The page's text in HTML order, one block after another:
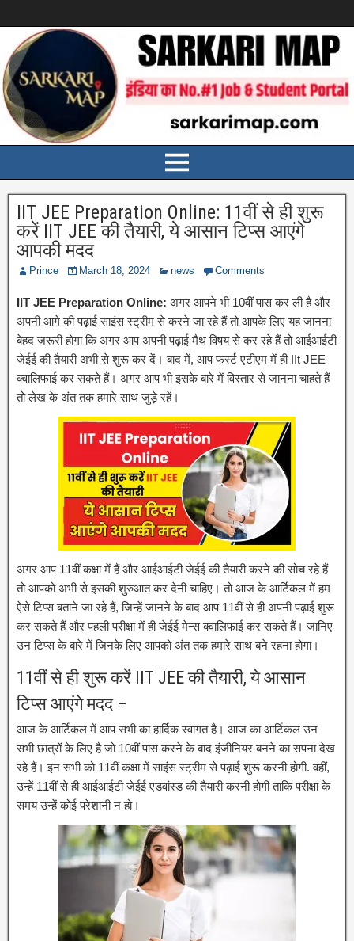
IIT JEE Preparation Online: 11वीं से ही शुरू
करें IIT JEE की तैयारी, ये आसान टिप्स आएंगे
आपकी मदद
Prince March 18, 2024 news Comments
IIT JEE Preparation Online: अगर आपने भी 10वीं पास कर ली है और
अपनी आगे की पढ़ाई साइंस स्ट्रीम से करने जा रहे हैं तो आपके लिए यह जानना
बेहद जरूरी होगा कि अगर आप अपनी पढ़ाई मैथ विषय से कर रहे हैं तो आईआईटी
जेईई की तैयारी अभी से शुरू कर दें। बाद में, आप फर्स्ट एटीएम में ही IIt JEE
क्वालिफाई कर सकते हैं। अगर आप भी इसके बारे में विस्तार से जानना चाहते हैं
तो लेख के अंत तक हमारे साथ जुड़े रहें।
अगर आप 11वीं कक्षा में हैं और आईआईटी जेईई की तैयारी करने की सोच रहे हैं
तो आपको अभी से इसकी शुरुआत कर देनी चाहिए। तो आज के आर्टिकल में हम
ऐसे टिप्स बताने जा रहे हैं, जिन्हें जानने के बाद आप 11वीं से ही अपनी पढ़ाई शुरू
कर सकते हैं और पहली परीक्षा में ही जेईई मेन्स क्वालिफाई कर सकते हैं। जानिए
उन टिप्स के बारे में जिनके लिए आपको अंत तक हमारे साथ बने रहना होगा।
11वीं से ही शुरू करें IIT JEE की तैयारी, ये आसान
टिप्स आएंगे मदद –
आज के आर्टिकल में आप सभी का हार्दिक स्वागत है। आज का आर्टिकल उन
सभी छात्रों के लिए है जो 10वीं पास करने के बाद इंजीनियर बनने का सपना देख
रहे हैं। इन सभी को 11वीं कक्षा में साइंस स्ट्रीम से पढ़ाई शुरू करनी होगी. वहीं,
उन्हें 11वीं से ही आईआईटी जेईई एडवांस्ड की तैयारी करनी होगी ताकि परीक्षा के
समय उन्हें कोई परेशानी न हो।